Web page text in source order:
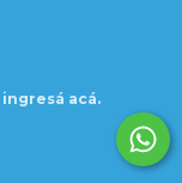
ingresá acá.